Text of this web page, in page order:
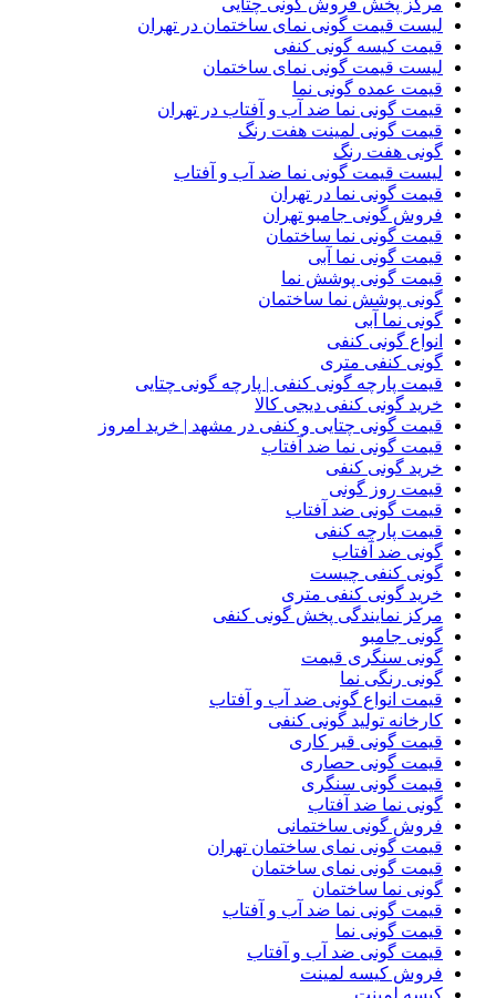
لیست قیمت گونی نمای ساختمان در تهران
قیمت کیسه گونی کنفی
لیست قیمت گونی نمای ساختمان
قیمت عمده گونی نما
قیمت گونی نما ضد آب و آفتاب در تهران
قیمت گونی لمینت هفت رنگ
گونی هفت رنگ
لیست قیمت گونی نما ضد آب و آفتاب
قیمت گونی نما در تهران
فروش گونی جامبو تهران
قیمت گونی نما ساختمان
قیمت گونی نما آبی
قیمت گونی پوشش نما
گونی پوشش نما ساختمان
گونی نما آبی
انواع گونی کنفی
گونی کنفی متری
قیمت پارچه گونی کنفی | پارچه گونی چتایی
خرید گونی کنفی دیجی کالا
قیمت گونی چتایی و کنفی در مشهد | خرید امروز
قیمت گونی نما ضد آفتاب
خرید گونی کنفی
قیمت روز گونی
قیمت گونی ضد آفتاب
قیمت پارچه کنفی
گونی ضد آفتاب
گونی کنفی چیست
خرید گونی کنفی متری
مرکز نمایندگی پخش گونی کنفی
گونی جامبو
گونی سنگری قیمت
گونی رنگی نما
قیمت انواع گونی ضد آب و آفتاب
کارخانه تولید گونی کنفی
قیمت گونی قیر کاری
قیمت گونی حصاری
قیمت گونی سنگری
گونی نما ضد آفتاب
فروش گونی ساختمانی
قیمت گونی نمای ساختمان تهران
قیمت گونی نمای ساختمان
گونی نما ساختمان
قیمت گونی نما ضد آب و آفتاب
قیمت گونی نما
قیمت گونی ضد آب و آفتاب
فروش کیسه لمینت
کیسه لمینت